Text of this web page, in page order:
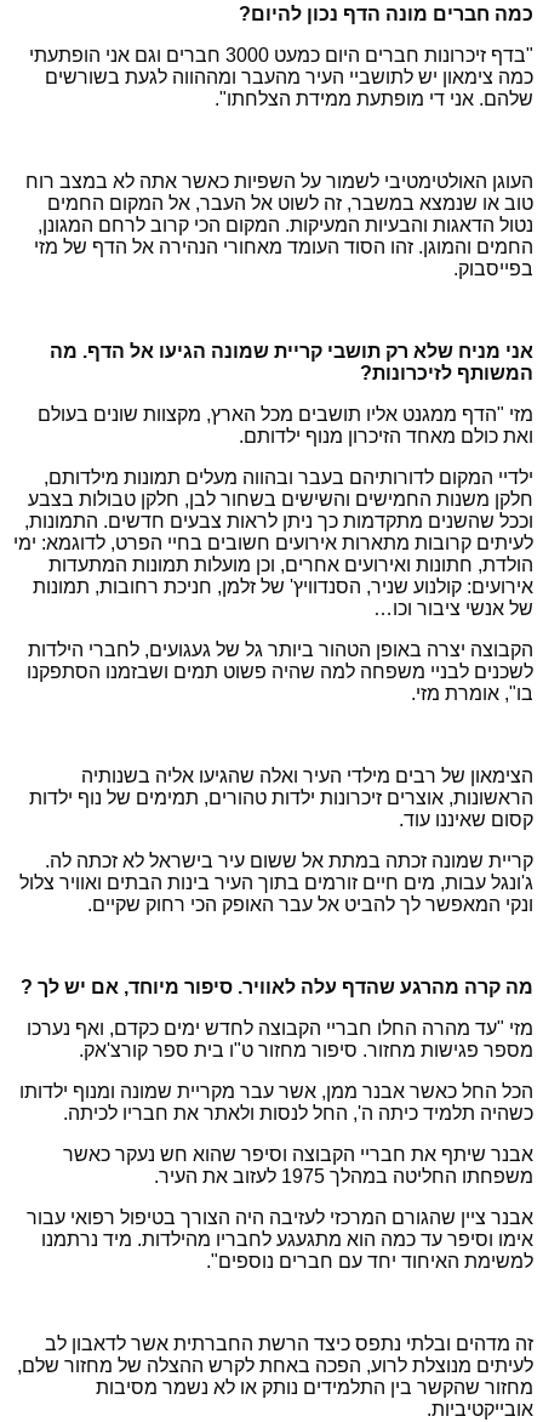
כמה חברים מונה הדף נכון להיום?
"בדף זיכרונות חברים היום כמעט 3000 חברים וגם אני הופתעתי
כמה צימאון יש לתושביי העיר מהעבר ומההווה לגעת בשורשים
שלהם. אני די מופתעת ממידת הצלחתו".
העוגן האולטימטיבי לשמור על השפיות כאשר אתה לא במצב רוח
טוב או שנמצא במשבר, זה לשוט אל העבר, אל המקום החמים
נטול הדאגות והבעיות המעיקות. המקום הכי קרוב לרחם המגונן,
החמים והמוגן. זהו הסוד העומד מאחורי הנהירה אל הדף של מזי
בפייסבוק.
אני מניח שלא רק תושבי קריית שמונה הגיעו אל הדף. מה
המשותף לזיכרונות?
מזי "הדף ממגנט אליו תושבים מכל הארץ, מקצוות שונים בעולם
ואת כולם מאחד הזיכרון מנוף ילדותם.
ילדיי המקום לדורותיהם בעבר ובהווה מעלים תמונות מילדותם,
חלקן משנות החמישים והשישים בשחור לבן, חלקן טבולות בצבע
וככל שהשנים מתקדמות כך ניתן לראות צבעים חדשים. התמונות,
לעיתים קרובות מתארות אירועים חשובים בחיי הפרט, לדוגמא: ימי
הולדת, חתונות ואירועים אחרים, וכן מועלות תמונות המתעדות
אירועים: קולנוע שניר, הסנדוויץ' של זלמן, חניכת רחובות, תמונות
של אנשי ציבור וכו…
הקבוצה יצרה באופן הטהור ביותר גל של געגועים, לחברי הילדות
לשכנים לבניי משפחה למה שהיה פשוט תמים ושבזמנו הסתפקנו
בו", אומרת מזי.
הצימאון של רבים מילדי העיר ואלה שהגיעו אליה בשנותיה
הראשונות, אוצרים זיכרונות ילדות טהורים, תמימים של נוף ילדות
קסום שאיננו עוד.
קריית שמונה זכתה במתת אל ששום עיר בישראל לא זכתה לה.
ג'ונגל עבות, מים חיים זורמים בתוך העיר בינות הבתים ואוויר צלול
ונקי המאפשר לך להביט אל עבר האופק הכי רחוק שקיים.
מה קרה מהרגע שהדף עלה לאוויר. סיפור מיוחד, אם יש לך ?
מזי "עד מהרה החלו חבריי הקבוצה לחדש ימים כקדם, ואף נערכו
מספר פגישות מחזור. סיפור מחזור ט"ו בית ספר קורצ'אק.
הכל החל כאשר אבנר ממן, אשר עבר מקריית שמונה ומנוף ילדותו
כשהיה תלמיד כיתה ה', החל לנסות ולאתר את חבריו לכיתה.
אבנר שיתף את חבריי הקבוצה וסיפר שהוא חש נעקר כאשר
משפחתו החליטה במהלך 1975 לעזוב את העיר.
אבנר ציין שהגורם המרכזי לעזיבה היה הצורך בטיפול רפואי עבור
אימו וסיפר עד כמה הוא מתגעגע לחבריו מהילדות. מיד נרתמנו
למשימת האיחוד יחד עם חברים נוספים".
זה מדהים ובלתי נתפס כיצד הרשת החברתית אשר לדאבון לב
לעיתים מנוצלת לרוע, הפכה באחת לקרש ההצלה של מחזור שלם,
מחזור שהקשר בין התלמידים נותק או לא נשמר מסיבות
אובייקטיביות.